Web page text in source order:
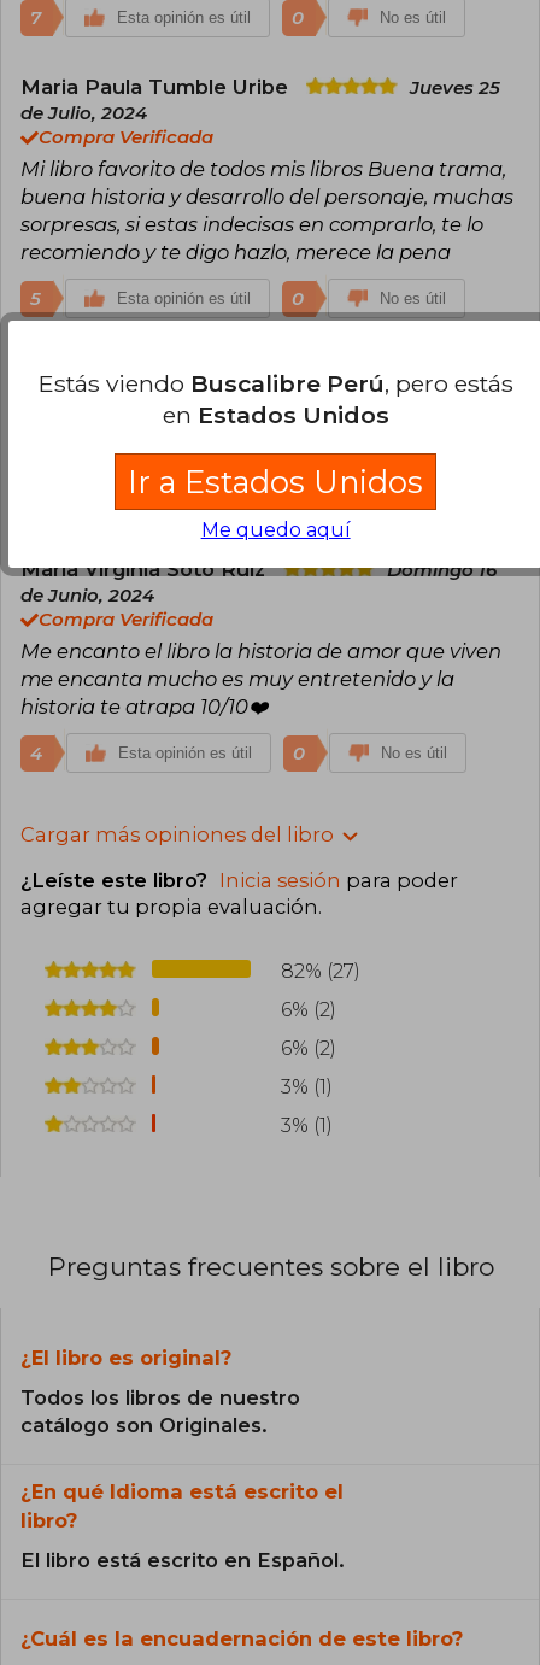
7 Esta opinión es útil 0 No es útil
Maria Paula Tumble Uribe
Jueves 25
de Julio, 2024
Compra Verificada
Mi libro favorito de todos mis libros Buena trama,
buena historia y desarrollo del personaje, muchas
sorpresas, si estas indecisas en comprarlo, te lo
recomiendo y te digo hazlo, merece la pena
5 Esta opinión es útil 0 No es útil
Compra Verificada
Al principio no me llamaba la atención pero
confirme iba leyendo me atrapó y me facino
1
María Virginia Soto Ruiz
Domingo 16
de Junio, 2024
Compra Verificada
Me encanto el libro la historia de amor que viven
me encanta mucho es muy entretenido y la
historia te atrapa 10/10❤️
4 Esta opinión es útil 0 No es útil
Cargar más opiniones del libro
¿Leíste este libro? Inicia sesión para poder
agregar tu propia evaluación.
82% (27)
6% (2)
6% (2)
3% (1)
3% (1)
Preguntas frecuentes sobre el libro
¿El libro es original?
Todos los libros de nuestro
catálogo son Originales.
¿En qué Idioma está escrito el
libro?
El libro está escrito en Español.
¿Cuál es la encuadernación de este libro?
Estás viendo Buscalibre Perú, pero estás
en Estados Unidos
Ir a Estados Unidos
Me quedo aquí